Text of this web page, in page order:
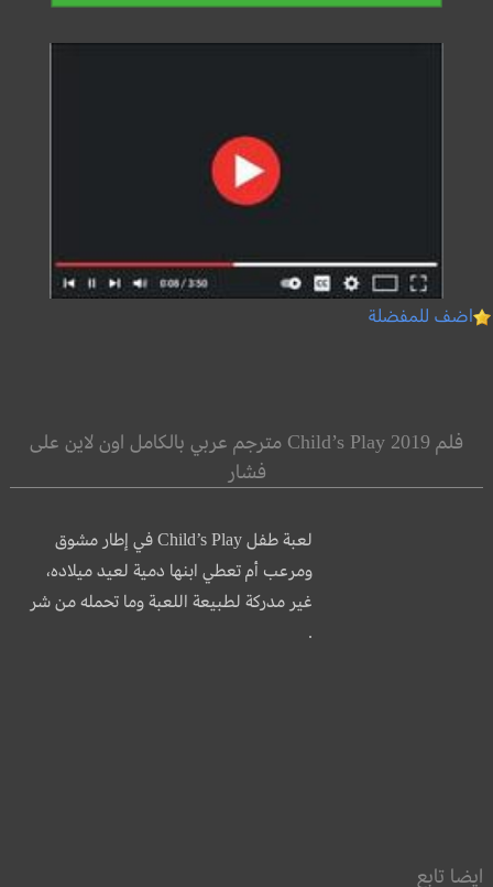
اضف للمفضلة
فلم Child’s Play 2019 مترجم عربي بالكامل اون لاين على
فشار
لعبة طفل Child’s Play في إطار مشوق
ومرعب أم تعطي ابنها دمية لعيد ميلاده،
غير مدركة لطبيعة اللعبة وما تحمله من شر
.
ايضا تابع